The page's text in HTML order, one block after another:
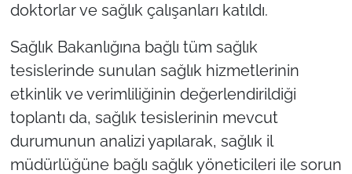
doktorlar ve sağlık çalışanları katıldı.
Sağlık Bakanlığına bağlı tüm sağlık
tesislerinde sunulan sağlık hizmetlerinin
etkinlik ve verimliliğinin değerlendirildiği
toplantı da, sağlık tesislerinin mevcut
durumunun analizi yapılarak, sağlık il
müdürlüğüne bağlı sağlık yöneticileri ile sorun